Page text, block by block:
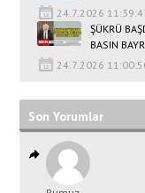
24.7.2026
ŞÜKRÜ
BASIN
24.7.2026
Son Yorumlar